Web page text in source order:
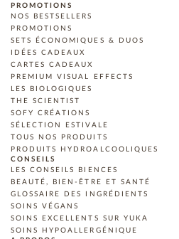
PROMOTIONS
NOS BESTSELLERS
PROMOTIONS
SETS ÉCONOMIQUES & DUOS
IDÉES CADEAUX
CARTES CADEAUX
PREMIUM VISUAL EFFECTS
LES BIOLOGIQUES
THE SCIENTIST
SOFY CRÉATIONS
SÉLECTION ESTIVALE
TOUS NOS PRODUITS
PRODUITS HYDROALCOOLIQUES
CONSEILS
LES CONSEILS BIENCES
BEAUTÉ, BIEN-ÊTRE ET SANTÉ
GLOSSAIRE DES INGRÉDIENTS
SOINS VÉGANS
SOINS EXCELLENTS SUR YUKA
SOINS HYPOALLERGÉNIQUE